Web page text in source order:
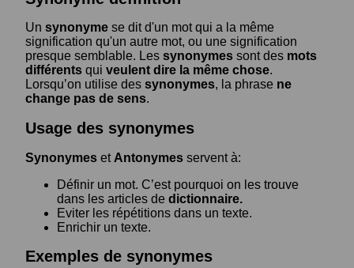
Un synonyme se dit d'un mot qui a la même
signification qu'un autre mot, ou une signification
presque semblable. Les synonymes sont des mots
différents qui veulent dire la même chose.
Lorsqu’on utilise des synonymes, la phrase ne
change pas de sens.
Usage des synonymes
Synonymes et Antonymes servent à:
Définir un mot. C’est pourquoi on les trouve
dans les articles de dictionnaire.
Eviter les répétitions dans un texte.
Enrichir un texte.
Exemples de synonymes